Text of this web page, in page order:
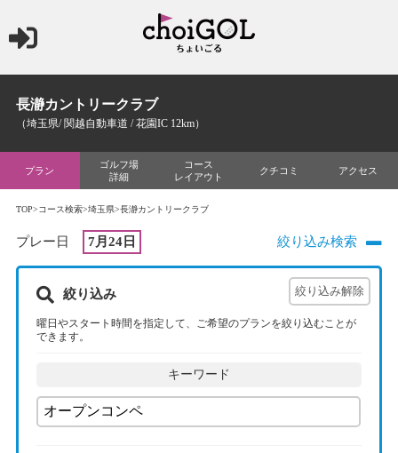
長瀞カントリークラブ
（埼玉県/ 関越自動車道 / 花園IC 12km）
プラン
ゴルフ場
詳細
コース
レイアウト
クチコミ アクセス
TOP>コース検索>埼玉県>長瀞カントリークラブ
プレー日 7月24日 絞り込み検索
絞り込み
曜日やスタート時間を指定して、ご希望のプランを絞り込むことが
できます。
キーワード